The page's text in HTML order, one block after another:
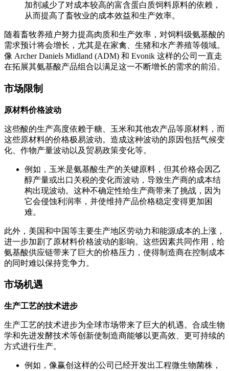
加剂减少了对成本较高的富含蛋白质饲料原料的依赖，
从而提高了畜牧业的成本效益和生产效率。
随着畜牧养殖户努力提高肉质和生产效率，对饲料级氨基酸的
需求预计将会增长，尤其是在家禽、生猪和水产养殖等领域。
像 Archer Daniels Midland (ADM) 和 Evonik 这样的公司一直走
在拓展其氨基酸产品组合以满足这一不断增长的需求的前沿。
市场限制
原材料价格波动
这些酸的生产高度依赖于糖、玉米和其他农产品等原材料，而
这些原材料的价格极易波动。造成这种波动的原因包括气候变
化、作物产量波动以及贸易政策变化等。
例如，玉米是氨基酸生产的关键原料，但其价格会因乙
醇产量或出口关税的变化而波动，导致生产商的成本结
构出现波动。这种不确定性给生产商带来了挑战，因为
它会侵蚀利润率，并使维持产品价格稳定变得更加困
难。
此外，美国和中国等主要生产地区劳动力和能源成本的上涨，
进一步加剧了原材料价格波动的影响。这些因素共同作用，给
氨基酸供应链带来了巨大的价格压力，使得制造商在控制成本
的同时难以保持竞争力。
市场机遇
生产工艺的技术进步
生产工艺的技术进步为全球市场带来了巨大的机遇。合成生物
学和先进发酵技术等创新使制造商能够以更高效、更可持续的
方式进行生产。
例如，像赢创这样的公司已经开发出工程微生物菌株，